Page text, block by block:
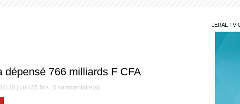
dépensé 766 milliards F CFA
| Lu 455 fois | 0 commentaire(s)
LERAL TV